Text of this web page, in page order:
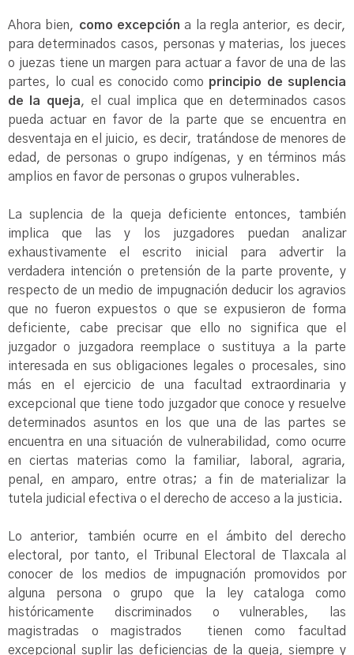
Ahora bien, como excepción a la regla anterior, es decir,
para determinados casos, personas y materias, los jueces
o juezas tiene un margen para actuar a favor de una de las
partes, lo cual es conocido como principio de suplencia
de la queja, el cual implica que en determinados casos
pueda actuar en favor de la parte que se encuentra en
desventaja en el juicio, es decir, tratándose de menores de
edad, de personas o grupo indígenas, y en términos más
amplios en favor de personas o grupos vulnerables.
La suplencia de la queja deficiente entonces, también
implica que las y los juzgadores puedan analizar
exhaustivamente el escrito inicial para advertir la
verdadera intención o pretensión de la parte provente, y
respecto de un medio de impugnación deducir los agravios
que no fueron expuestos o que se expusieron de forma
deficiente, cabe precisar que ello no significa que el
juzgador o juzgadora reemplace o sustituya a la parte
interesada en sus obligaciones legales o procesales, sino
más en el ejercicio de una facultad extraordinaria y
excepcional que tiene todo juzgador que conoce y resuelve
determinados asuntos en los que una de las partes se
encuentra en una situación de vulnerabilidad, como ocurre
en ciertas materias como la familiar, laboral, agraria,
penal, en amparo, entre otras; a fin de materializar la
tutela judicial efectiva o el derecho de acceso a la justicia.
Lo anterior, también ocurre en el ámbito del derecho
electoral, por tanto, el Tribunal Electoral de Tlaxcala al
conocer de los medios de impugnación promovidos por
alguna persona o grupo que la ley cataloga como
históricamente discriminados o vulnerables, las
magistradas o magistrados tienen como facultad
excepcional suplir las deficiencias de la queja, siempre y